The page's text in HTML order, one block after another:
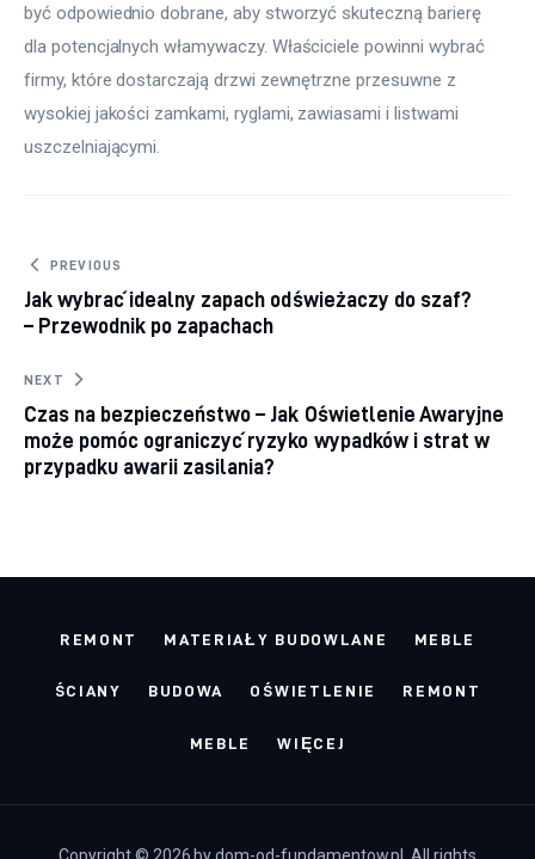
być odpowiednio dobrane, aby stworzyć skuteczną barierę
dla potencjalnych włamywaczy. Właściciele powinni wybrać
firmy, które dostarczają drzwi zewnętrzne przesuwne z
wysokiej jakości zamkami, ryglami, zawiasami i listwami
uszczelniającymi.
Nawigacja
wpisu
PREVIOUS
Jak wybrać idealny zapach odświeżaczy do szaf?
– Przewodnik po zapachach
NEXT
Czas na bezpieczeństwo – Jak Oświetlenie Awaryjne
może pomóc ograniczyć ryzyko wypadków i strat w
przypadku awarii zasilania?
REMONT MATERIAŁY BUDOWLANE MEBLE
ŚCIANY BUDOWA OŚWIETLENIE REMONT
MEBLE WIĘCEJ